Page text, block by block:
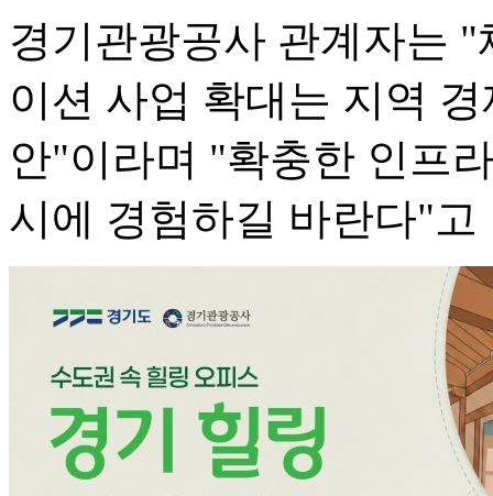
경기관광공사 관계자는
이션 사업 확대는 지역
안"이라며 "확충한 인프
시에 경험하길 바란다"고